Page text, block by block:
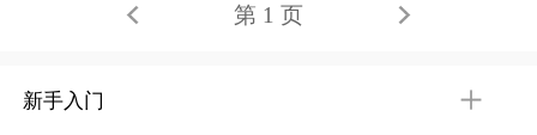
第 1 页
新手入门